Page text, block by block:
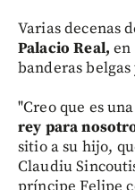
Varias decenas
Palacio Real, en
banderas
"Creo que es
rey para
sitio a su hijo,
Claudiu
príncipe Felipe